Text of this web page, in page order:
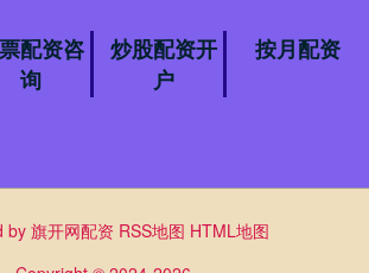
配资咨
询
炒股配资开
户
按月配资
by 旗开网配资 RSS地图 HTML地图